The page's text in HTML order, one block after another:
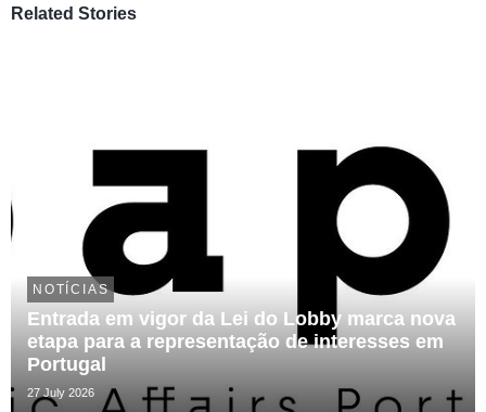
Related Stories
NOTÍCIAS
Entrada em vigor da Lei do Lobby marca nova
etapa para a representação de interesses em
Portugal
27 July 2026